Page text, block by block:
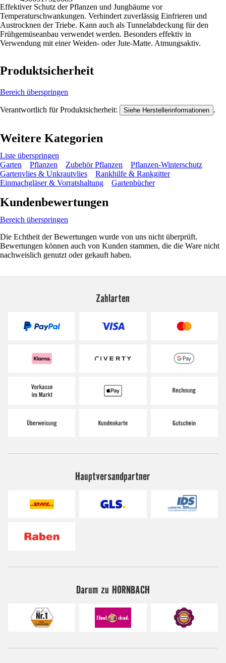
Effektiver Schutz der Pflanzen und Jungbäume vor
Temperaturschwankungen. Verhindert zuverlässig Einfrieren und
Austrocknen der Triebe. Kann auch als Tunnelabdeckung für den
Frühgemüseanbau verwendet werden. Besonders effektiv in
Verwendung mit einer Weiden- oder Jute-Matte. Atmungsaktiv.
Produktsicherheit
Bereich überspringen
Verantwortlich für Produktsicherheit: Siehe Herstellerinformationen .
Weitere Kategorien
Liste überspringen
Garten
Pflanzen Zubehör Pflanzen
Pflanzen-Winterschutz
Gartenvlies & Unkrautvlies
Rankhilfe & Rankgitter
Einmachgläser & Vorratshaltung
Gartenbücher
Kundenbewertungen
Bereich überspringen
Die Echtheit der Bewertungen wurde von uns nicht überprüft.
Bewertungen können auch von Kunden stammen, die die Ware nicht
nachweislich genutzt oder gekauft haben.
Zahlarten
Hauptversandpartner
Darum zu HORNBACH